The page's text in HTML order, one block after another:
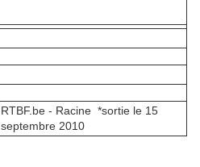
RTBF.be - Racine *sortie le 15
septembre 2010